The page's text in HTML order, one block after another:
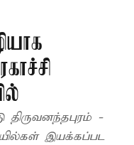
-
இயக்கப்பட